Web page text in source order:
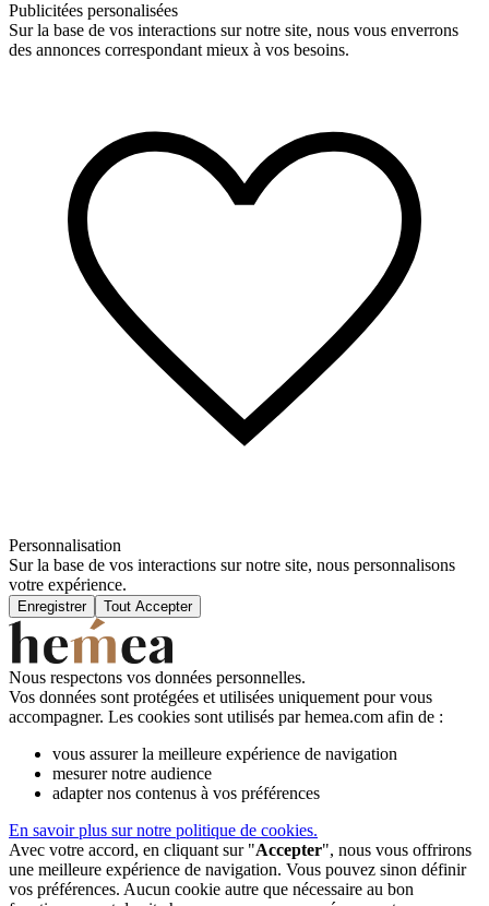
Publicitées personalisées
Sur la base de vos interactions sur notre site, nous vous enverrons
des annonces correspondant mieux à vos besoins.
Personnalisation
Sur la base de vos interactions sur notre site, nous personnalisons
votre expérience.
Enregistrer Tout Accepter
Nous respectons vos données personnelles.
Vos données sont protégées et utilisées uniquement pour vous
accompagner. Les cookies sont utilisés par hemea.com afin de :
vous assurer la meilleure expérience de navigation
mesurer notre audience
adapter nos contenus à vos préférences
En savoir plus sur notre politique de cookies.
Avec votre accord, en cliquant sur "Accepter", nous vous offrirons
une meilleure expérience de navigation. Vous pouvez sinon définir
vos préférences. Aucun cookie autre que nécessaire au bon